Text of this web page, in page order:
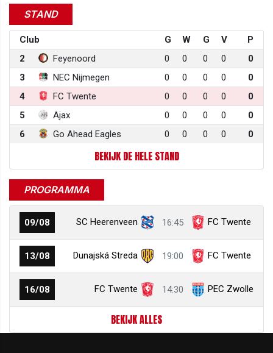
STAND
Club G W G V
P
2
Feyenoord 0 0 0 0
0
3
NEC Nijmegen 0 0 0 0
0
4
FC Twente 0 0 0 0
0
5
Ajax 0 0 0 0
0
6
Go Ahead Eagles 0 0 0 0 0
BEKIJK DE HELE STAND
PROGRAMMA
09/08 SC Heerenveen 16:45 FC Twente
13/08 Dunajská Streda 19:00 FC Twente
16/08 FC Twente 14:30 PEC Zwolle
BEKIJK ALLES